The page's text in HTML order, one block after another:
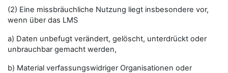
(2) Eine missbräuchliche Nutzung liegt insbesondere vor,
wenn über das LMS
a) Daten unbefugt verändert, gelöscht, unterdrückt oder
unbrauchbar gemacht werden,
b) Material verfassungswidriger Organisationen oder